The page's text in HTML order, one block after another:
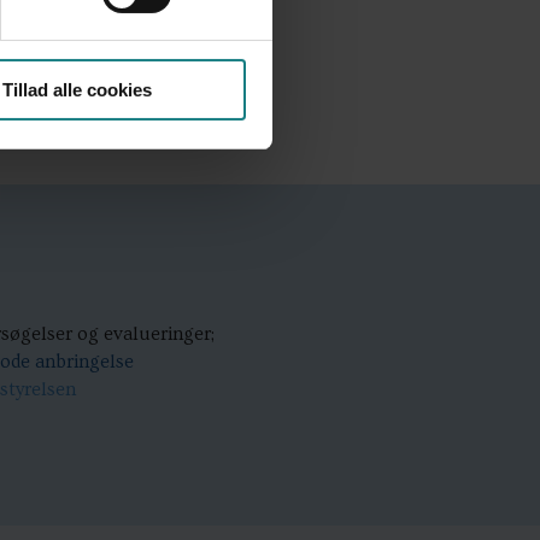
Tillad alle cookies
er opmærksomme på, at
op i en somalisk kultur.
og evalueringer;
anbringelse